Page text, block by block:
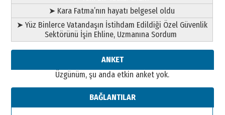
➤ Kara Fatma’nın hayatı belgesel oldu
➤ Yüz Binlerce Vatandaşın İstihdam Edildiği Özel Güvenlik
Sektörünü İşin Ehline, Uzmanına Sordum
ANKET
Üzgünüm, şu anda etkin anket yok.
BAĞLANTILAR